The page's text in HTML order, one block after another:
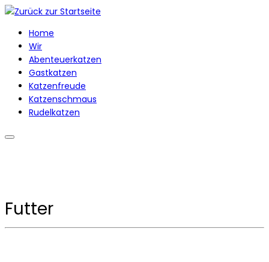
Zum
springenHome
Wir
Abenteuerkatzen
Gastkatzen
Katzenfreude
Katzenschmaus
Rudelkatzen
Futter